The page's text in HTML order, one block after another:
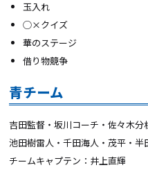
玉入れ
◯×クイズ
華のステージ
借り物競争
青チーム
吉田監督・坂川コーチ・佐々木
池田樹雷人・千田海人・茂平・
チームキャプテン：井上直輝